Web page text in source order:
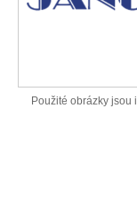
Použité obrázky jsou